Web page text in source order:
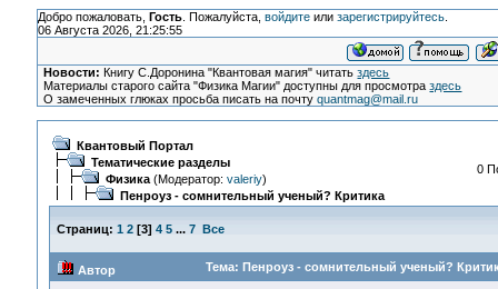
Добро пожаловать, Гость. Пожалуйста, войдитеили зарегистрируйтесь.
06 Августа 2026, 21:25:55
Новости: Книгу С.Доронина "Квантовая магия" читатьздесь
Материалы старого сайта "Физика Магии" доступны для просмотраздесь
О замеченных глюках просьба писать на почтуquantmag@mail.ru
Квантовый Портал
Тематические разделы
Физика(Модератор: valeriy)
Пенроуз - сомнительный ученый? Критика
0
Страниц: 1 2[3] 4 5 ... 7 Все
Автор Тема: Пенроуз - сомнительный ученый?